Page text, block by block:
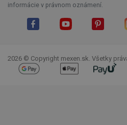
informácie v právnom oznámení.
2026 © Copyright mexen.sk. Všetky